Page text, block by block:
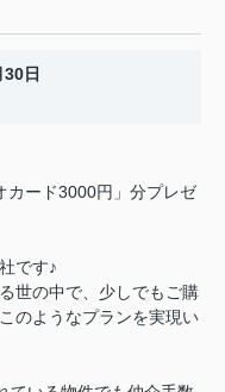
日
カード3000円」分プレゼ
です♪
世の中で、少しでもご購
のようなプランを実現い